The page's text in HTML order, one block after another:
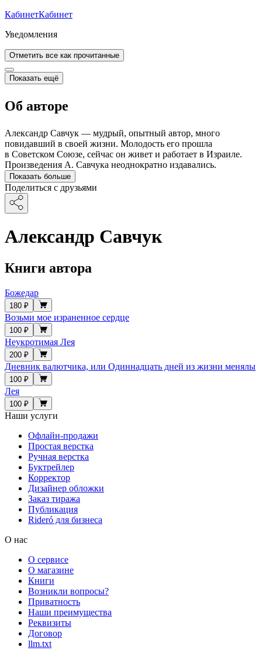
КабинетКабинет
Уведомления
Отметить все как прочитанные
Показать ещё
Об авторе
Александр Савчук — мудрый, опытный автор, много
повидавший в своей жизни. Молодость его прошла
в Советском Союзе, сейчас он живет и работает в Израиле.
Произведения А. Савчука неоднократно издавались.
Показать больше
Поделиться с друзьями
Александр Савчук
Книги автора
Божедар
180 ₽
Возьми мое израненное сердце
100 ₽
Неукротимая Лея
200 ₽
Дневник валютчика, или Одиннадцать дней из жизни менялы
100 ₽
Лея
100 ₽
Наши услуги
Офлайн-продажи
Простая верстка
Ручная верстка
Буктрейлер
Корректор
Дизайнер обложки
Заказ тиража
Публикация
Rideró для бизнеса
О нас
О сервисе
О магазине
Книги
Возникли вопросы?
Приватность
Наши преимущества
Реквизиты
Договор
llm.txt